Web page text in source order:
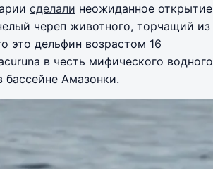
сделали неожиданное открытие
череп животного, торчащий из
это дельфин возрастом 16
в честь мифического водного
бассейне Амазонки.